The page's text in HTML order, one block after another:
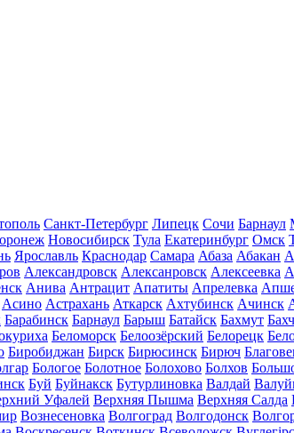
Санкт-Петербург Липецк Сочи Барнаул
Новосибирск Тула Екатеринбург Омск
Ярославль Краснодар Самара Абаза Абакан
Александровск Алексанровск Алексеевка
Анива Антрацит Апатиты Апрелевка
Асино Астрахань Аткарск Ахтубинск Ачинск
Барабинск Барнаул Барыш Батайск Бахмут
Беломорск Белоозёрский Белорецк
Биробиджан Бирск Бирюсинск Бирюч
Бологое Болотное Болохово Болхов
Буй Буйнакск Бутурлиновка Валдай
Уфалей Верхняя Пышма Верхняя Салда
Вознесеновка Волгоград Волгодонск